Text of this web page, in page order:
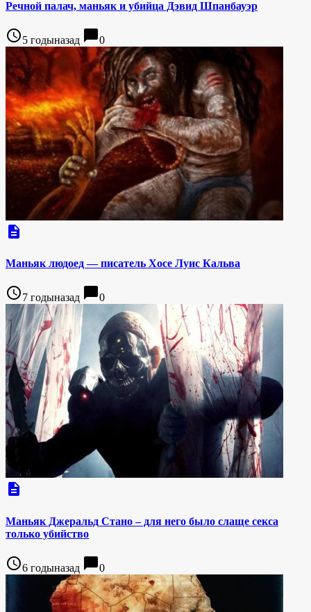
Речной палач, маньяк и убийца Дэвид Шпанбауэр
access_time5 годыназад chat_bubble0
description
Маньяк людоед — писатель Хосе Луис Кальва
access_time7 годыназад chat_bubble0
description
Маньяк Джеральд Стано – для него было слаще секса
только убийство
access_time6 годыназад chat_bubble0